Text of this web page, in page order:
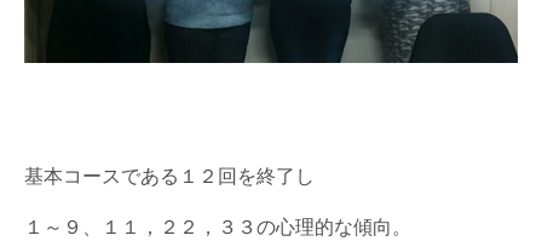
基本コースである１２回を終了し
１～９、１１，２２，３３の心理的な傾向。